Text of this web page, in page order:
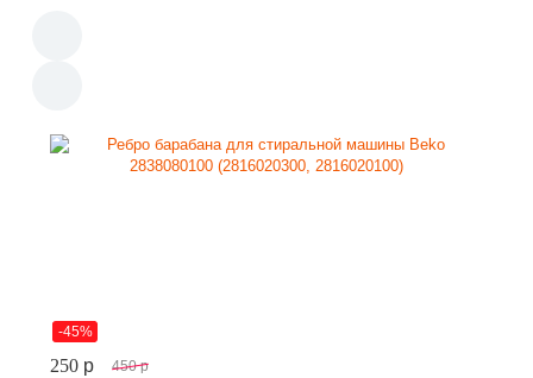
-45%
250 p 450 p